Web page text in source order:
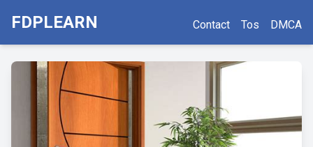
FDPLEARN Contact Tos DMCA